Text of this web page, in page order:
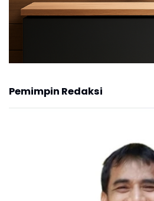
Pemimpin Redaksi